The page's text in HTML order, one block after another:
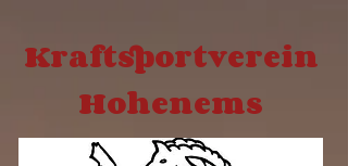
Kraftsportverein
Hohenems